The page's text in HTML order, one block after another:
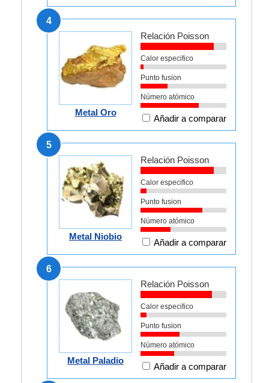
4
Metal Oro
Relación Poisson
Calor especifico
Punto fusion
Número atómico
Añadir a comparar
5
Metal Niobio
Relación Poisson
Calor especifico
Punto fusion
Número atómico
Añadir a comparar
6
Metal Paladio
Relación Poisson
Calor especifico
Punto fusion
Número atómico
Añadir a comparar